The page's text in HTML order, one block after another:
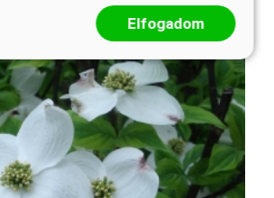
Elfogadom